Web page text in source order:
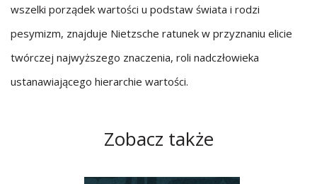
wszelki porządek wartości u podstaw świata i rodzi
pesymizm, znajduje Nietzsche ratunek w przyznaniu elicie
twórczej najwyższego znaczenia, roli nadczłowieka
ustanawiającego hierarchie wartości.
Zobacz także